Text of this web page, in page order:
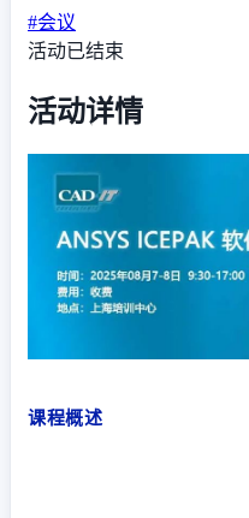
#会议
活动已结束
活动详情
课程概述